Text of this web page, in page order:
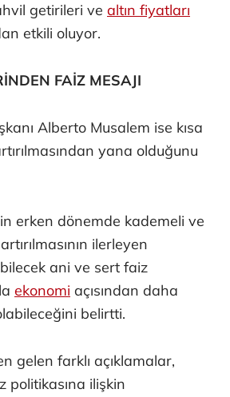
getirileri ve altın fiyatları
etkili oluyor.
FAİZ MESAJI
Alberto Musalem ise kısa
yana olduğunu
erken dönemde kademeli ve
ilerleyen
ani ve sert faiz
ekonomi açısından daha
belirtti.
gelen farklı açıklamalar,
politikasına ilişkin